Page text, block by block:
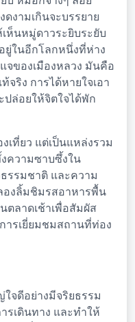
งามเกินจะบรรยาย
ห็นหมู่ดาวระยิบระยับ
ยู่ในอีกโลกหนึ่งที่ห่าง
จของเมืองหลวง มันคือ
จริง การได้หายใจเอา
ปล่อยให้จิตใจได้พัก
ที่ยว แต่เป็นแหล่งรวม
ความซาบซึ้งใน
รรมชาติ และความ
องลิ้มชิมรสอาหารพื้น
ตลาดเช้าเพื่อสัมผัส
รเยี่ยมชมสถานที่ท่อง
จดีอย่างมีจริยธรรม
รเดินทาง และทำให้